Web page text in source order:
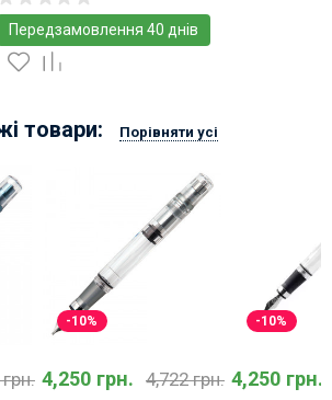
Передзамовлення 40 днів
товари: Порівняти усі
-10%
4,250 грн. 4,722 грн.
-10%
4,250 грн.